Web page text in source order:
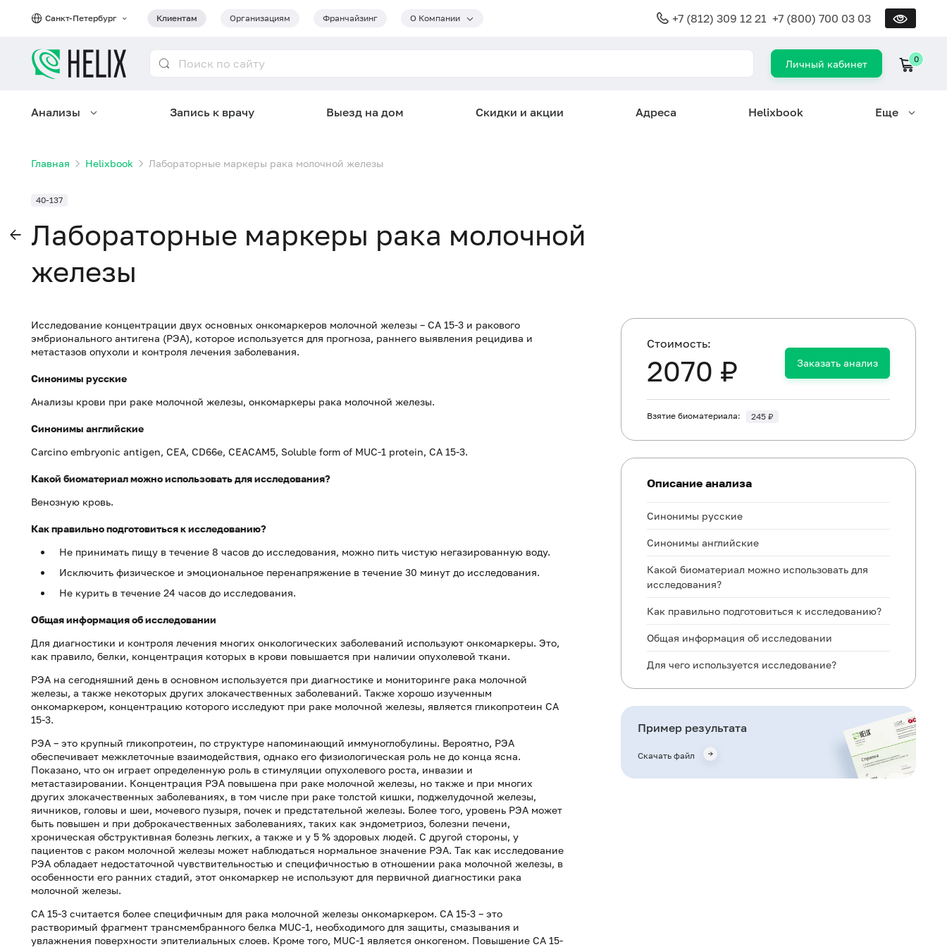
Санкт-Петербург Клиентам Организациям Франчайзинг О Компании +7 (812) 309 12 21 +7 (800) 700 03 03
Личный кабинет 0
Анализы Запись к врачу Выезд на дом Скидки и акции Адреса Helixbook Еще
Главная Helixbook Лабораторные маркеры рака молочной железы
40-137
Лабораторные маркеры рака молочной
железы
Исследование концентрации двух основных онкомаркеров молочной железы – СА 15-3 и ракового
эмбрионального антигена (РЭА), которое используется для прогноза, раннего выявления рецидива и
метастазов опухоли и контроля лечения заболевания.
Синонимы русские
Анализы крови при раке молочной железы, онкомаркеры рака молочной железы.
Синонимы английские
Carcino embryonic antigen, CEA, CD66e, CEACAM5, Soluble form of MUC-1 protein, CA 15-3.
Какой биоматериал можно использовать для исследования?
Венозную кровь.
Как правильно подготовиться к исследованию?
Не принимать пищу в течение 8 часов до исследования, можно пить чистую негазированную воду.
Исключить физическое и эмоциональное перенапряжение в течение 30 минут до исследования.
Не курить в течение 24 часов до исследования.
Общая информация об исследовании
Для диагностики и контроля лечения многих онкологических заболеваний используют онкомаркеры. Это,
как правило, белки, концентрация которых в крови повышается при наличии опухолевой ткани.
РЭА на сегодняшний день в основном используется при диагностике и мониторинге рака молочной
железы, а также некоторых других злокачественных заболеваний. Также хорошо изученным
онкомаркером, концентрацию которого исследуют при раке молочной железы, является гликопротеин CA
15-3.
РЭА – это крупный гликопротеин, по структуре напоминающий иммуноглобулины. Вероятно, РЭА
обеспечивает межклеточные взаимодействия, однако его физиологическая роль не до конца ясна.
Показано, что он играет определенную роль в стимуляции опухолевого роста, инвазии и
метастазировании. Концентрация РЭА повышена при раке молочной железы, но также и при многих
других злокачественных заболеваниях, в том числе при раке толстой кишки, поджелудочной железы,
яичников, головы и шеи, мочевого пузыря, почек и предстательной железы. Более того, уровень РЭА может
быть повышен и при доброкачественных заболеваниях, таких как эндометриоз, болезни печени,
хроническая обструктивная болезнь легких, а также и у 5 % здоровых людей. С другой стороны, у
пациентов с раком молочной железы может наблюдаться нормальное значение РЭА. Так как исследование
РЭА обладает недостаточной чувствительностью и специфичностью в отношении рака молочной железы, в
особенности его ранних стадий, этот онкомаркер не используют для первичной диагностики рака
молочной железы.
СА 15-3 считается более специфичным для рака молочной железы онкомаркером. СА 15-3 – это
растворимый фрагмент трансмембранного белка MUC-1, необходимого для защиты, смазывания и
увлажнения поверхности эпителиальных слоев. Кроме того, MUC-1 является онкогеном. Повышение СА 15-
Cтоимость:
2070 ₽ Заказать анализ
Взятие биоматериала: 245 ₽
Описание анализа
Синонимы русские
Синонимы английские
Какой биоматериал можно использовать для
исследования?
Как правильно подготовиться к исследованию?
Общая информация об исследовании
Для чего используется исследование?
Когда назначается исследование?
Пример результата
Скачать файл